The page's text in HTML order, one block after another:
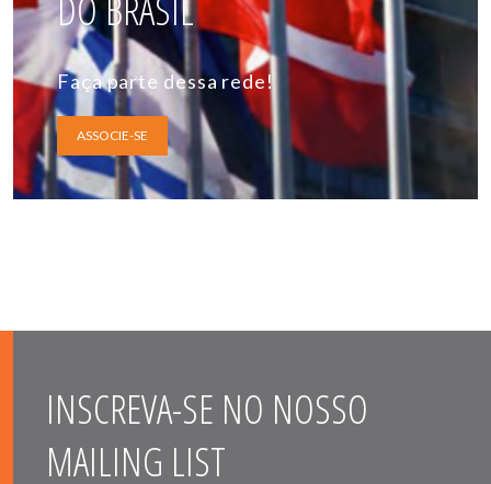
Faça parte dessa rede!
ASSOCIE-SE
INSCREVA-SE NO NOSSO
MAILING LIST